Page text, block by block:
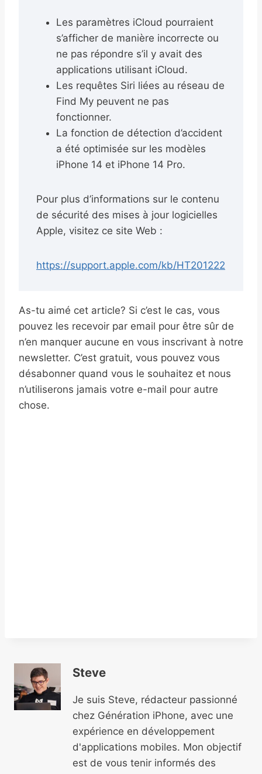
Les paramètres iCloud pourraient
s’afficher de manière incorrecte ou
ne pas répondre s’il y avait des
applications utilisant iCloud.
Les requêtes Siri liées au réseau de
Find My peuvent ne pas
fonctionner.
La fonction de détection d’accident
a été optimisée sur les modèles
iPhone 14 et iPhone 14 Pro.
Pour plus d’informations sur le contenu
de sécurité des mises à jour logicielles
Apple, visitez ce site Web :
https://support.apple.com/kb/HT201222
As-tu aimé cet article? Si c’est le cas, vous
pouvez les recevoir par email pour être sûr de
n’en manquer aucune en vous inscrivant à notre
newsletter. C’est gratuit, vous pouvez vous
désabonner quand vous le souhaitez et nous
n’utiliserons jamais votre e-mail pour autre
chose.
Steve
Je suis Steve, rédacteur passionné
chez Génération iPhone, avec une
expérience en développement
d'applications mobiles. Mon objectif
est de vous tenir informés des